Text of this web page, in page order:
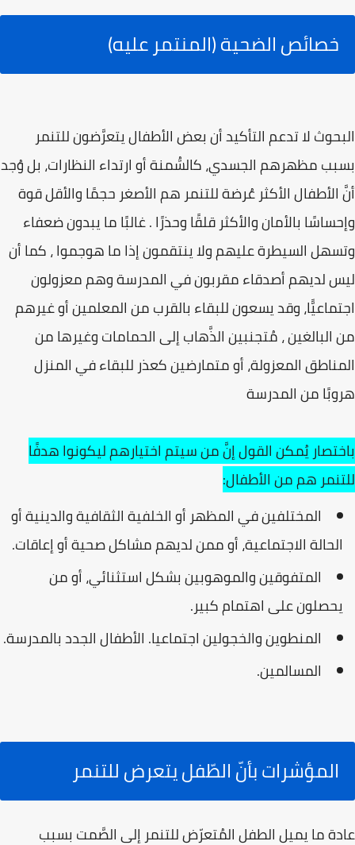
خصائص الضحية (المنتمر عليه)
البحوث لا تدعم التأكيد أن بعض الأطفال يتعرَّضون للتنمر
بسبب مظهرهم الجسدي، كالسُّمنة أو ارتداء النظارات، بل وُجد
أنَّ الأطفال الأكثر عُرضة للتنمر هم الأصغر حجمًا والأقل قوة
وإحساسًا بالأمان والأكثر قلقًا وحذرًا . غالبًا ما يبدون ضعفاء
وتسهل السيطرة عليهم ولا ينتقمون إذا ما هوجموا ، كما أن
ليس لديهم أصدقاء مقربون في المدرسة وهم معزولون
اجتماعيًّا، وقد يسعون للبقاء بالقرب من المعلمين أو غيرهم
من البالغين ، مُتجنبين الذَّهاب إلى الحمامات وغيرها من
المناطق المعزولة، أو متمارضين كعذر للبقاء في المنزل
هروبًا من المدرسة
باختصار يُمكن القول إنَّ من سيتم اختيارهم ليكونوا هدفًا
للتنمر هم من الأطفال:
المختلفين في المظهر أو الخلفية الثقافية والدينية أو
الحالة الاجتماعية، أو ممن لديهم مشاكل صحية أو إعاقات.
المتفوقين والموهوبين بشكل استثنائي، أو من
يحصلون على اهتمام كبير.
المنطوين والخجولين اجتماعيا. الأطفال الجدد بالمدرسة.
المسالمين.
المؤشرات بأنّ الطّفل يتعرض للتنمر
عادة ما يميل الطفل المُتعرّض للتنمر إلى الصَّمت بسبب